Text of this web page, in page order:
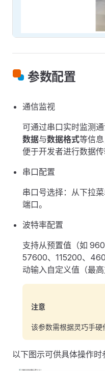
参数配置
通信监视
可通过串口实时监测
数据与数据格式等信
便于开发者进行数据传
串口配置
串口号选择：从下拉
端口。
波特率配置
支持从预置值（如
57600、115200、
动输入自定义值（最
注意
该参数需根据灵巧手硬
以下图示可供具体操作时